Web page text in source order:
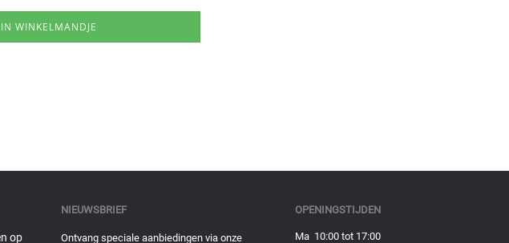
op
NIEUWSBRIEF
Ontvang speciale aanbiedingen via onze
OPENINGSTIJDEN
Ma 10:00 tot 17:00